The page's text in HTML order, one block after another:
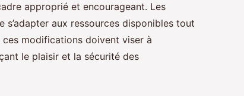
approprié et encourageant. Les
s’adapter aux ressources disponibles tout
ces modifications doivent viser à
le plaisir et la sécurité des